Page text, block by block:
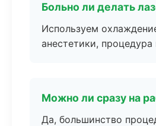
Больно ли делать
Используем
анестетики,
Можно ли сразу на
Да, большинство